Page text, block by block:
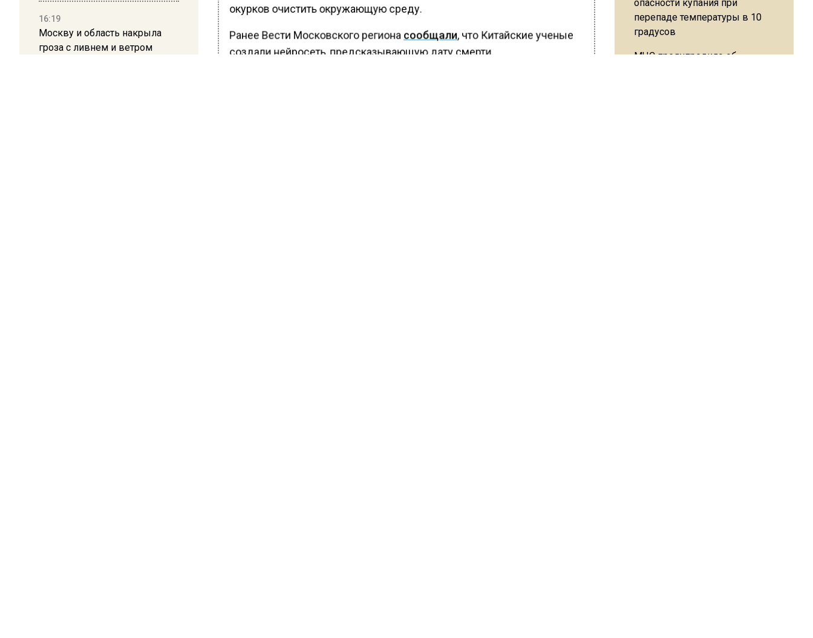
16:19
Москву и область накрыла
гроза с ливнем и ветром
окурков очистить окружающую среду.
Ранее Вести Московского регионасообщали, что Китайские ученые
создали нейросеть, предсказывающую дату смерти.
МЧС предупредило об